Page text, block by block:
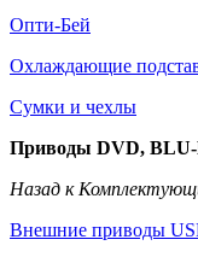
Опти-Бей
Охлаждающие
Сумки и чехлы
Приводы DVD,
Назад к
Внешние приводы